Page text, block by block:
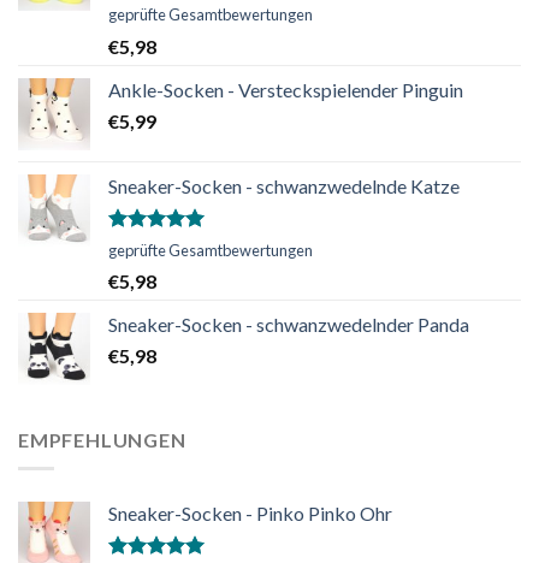
Bewertet
von 5
geprüfte Gesamtbewertungen
€5,98
Ankle-Socken - Versteckspielender Pinguin
€5,99
Sneaker-Socken - schwanzwedelnde Katze
Bewertet
von 5
geprüfte Gesamtbewertungen
€5,98
Sneaker-Socken - schwanzwedelnder Panda
€5,98
EMPFEHLUNGEN
Sneaker-Socken - Pinko Pinko Ohr